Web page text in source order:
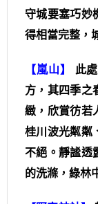
守城要塞巧妙
得相當完整，
【嵐山】
此
方，其四季之
緻，欣賞彷若
桂川波光粼粼
不絕。靜謐透
的洗滌，綠林